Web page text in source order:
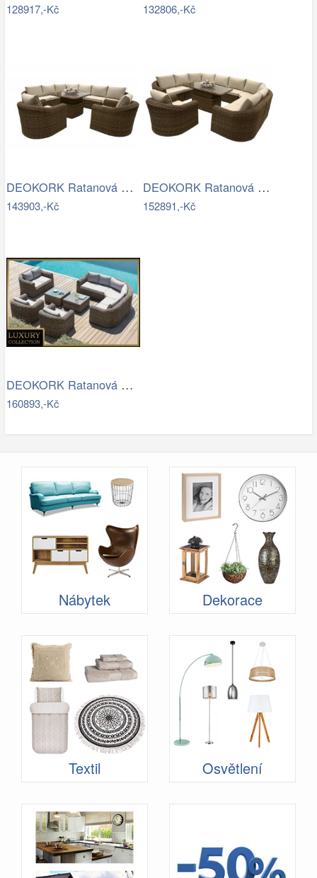
128917,-Kč 132806,-Kč
DEOKORK Ratanová modulová sestava…
143903,-Kč
DEOKORK Ratanová modulová jídelní…
152891,-Kč
DEOKORK Ratanová modulová sestava…
160893,-Kč
Nábytek Dekorace
Textil Osvětlení